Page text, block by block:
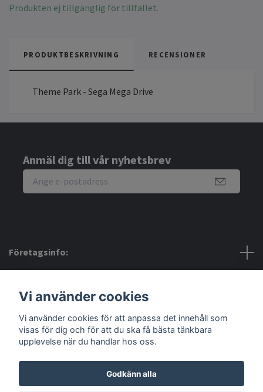
Produkten ej tillgänglig för tillfället.
PRODUKTBESKRIVNING RECENSIONER
Theme Park - Sega Mega Drive
Anmäl dig till vår nyhetsbrev
Företagsinfo:
Sociala medier
Vi använder cookies
Vi använder cookies för att anpassa det innehåll som
visas för dig och för att du ska få bästa tänkbara
upplevelse när du handlar hos oss.
Godkänn alla